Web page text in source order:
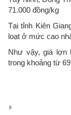
71.000 đồng/kg
Tại tỉnh Kiên
loạt ở mức cao
Như vậy, giá lợn
trong khoảng từ